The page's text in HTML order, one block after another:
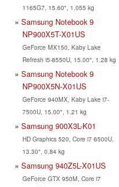
1165G7, 15.60", 1.055 kg
Samsung Notebook 9
NP900X5T-X01US
GeForce MX150, Kaby Lake
Refresh i5-8550U, 15.00", 1.28 kg
Samsung Notebook 9
NP900X5N-X01US
GeForce 940MX, Kaby Lake i7-
7500U, 15.00", 1.21 kg
Samsung 900X3L-K01
HD Graphics 520, Core i7 6500U,
13.30", 0.84 kg
Samsung 940Z5L-X01US
GeForce GTX 950M, Core i7